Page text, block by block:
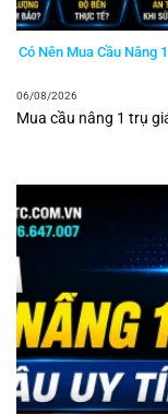
Có Nên Mua Cầu Nâng
06/08/2026
Mua cầu nâng 1 trụ